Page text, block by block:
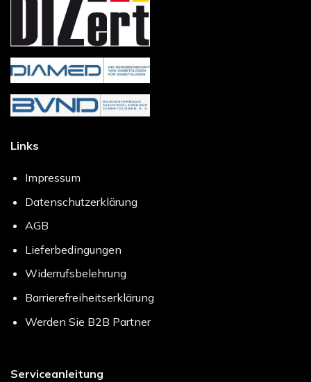
Links
Impressum
Datenschutzerklärung
AGB
Lieferbedingungen
Widerrufsbelehrung
Barrierefreiheitserklärung
Werden Sie B2B Partner
Serviceanleitung